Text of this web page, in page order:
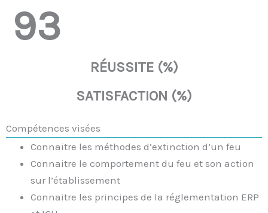
93
RÉUSSITE (%)
SATISFACTION (%)
Compétences visées
Connaitre les méthodes d’extinction d’un feu
Connaitre le comportement du feu et son action
sur l’établissement
Connaitre les principes de la réglementation ERP